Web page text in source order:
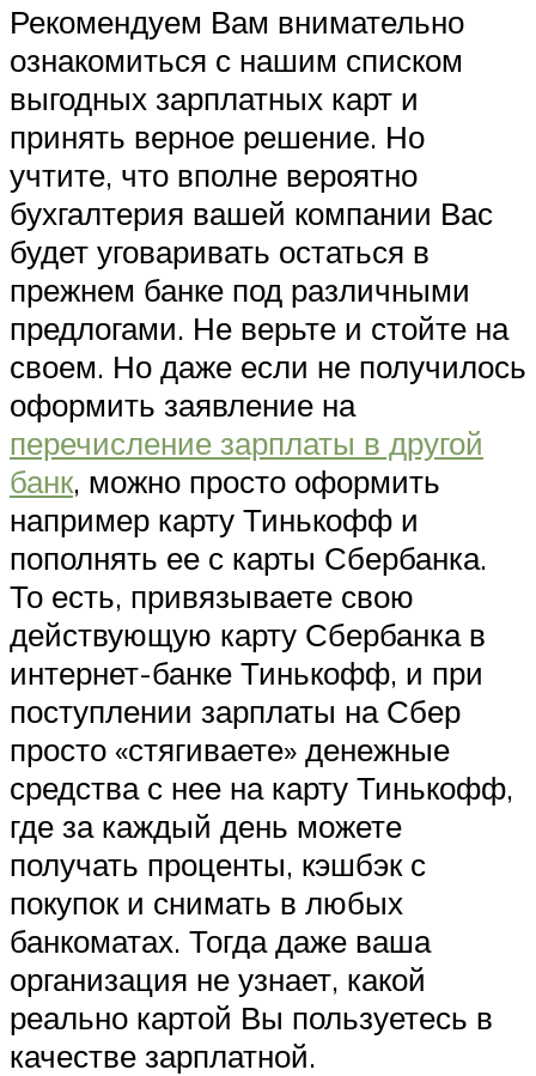
Рекомендуем Вам внимательно
ознакомиться с нашим списком
выгодных зарплатных карт и
принять верное решение. Но
учтите, что вполне вероятно
бухгалтерия вашей компании Вас
будет уговаривать остаться в
прежнем банке под различными
предлогами. Не верьте и стойте на
своем. Но даже если не получилось
оформить заявление на
перечисление зарплаты в другой
банк, можно просто оформить
например карту Тинькофф и
пополнять ее с карты Сбербанка.
То есть, привязываете свою
действующую карту Сбербанка в
интернет-банке Тинькофф, и при
поступлении зарплаты на Сбер
просто «стягиваете» денежные
средства с нее на карту Тинькофф,
где за каждый день можете
получать проценты, кэшбэк с
покупок и снимать в любых
банкоматах. Тогда даже ваша
организация не узнает, какой
реально картой Вы пользуетесь в
качестве зарплатной.